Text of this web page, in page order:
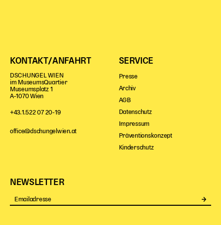
KONTAKT/ANFAHRT
DSCHUNGEL WIEN
im MuseumsQuartier
Museumsplatz 1
A-1070 Wien
+43.1.522 07 20-19
office@dschungelwien.at
SERVICE
Presse
Archiv
AGB
Datenschutz
Impressum
Präventionskonzept
Kinderschutz
NEWSLETTER